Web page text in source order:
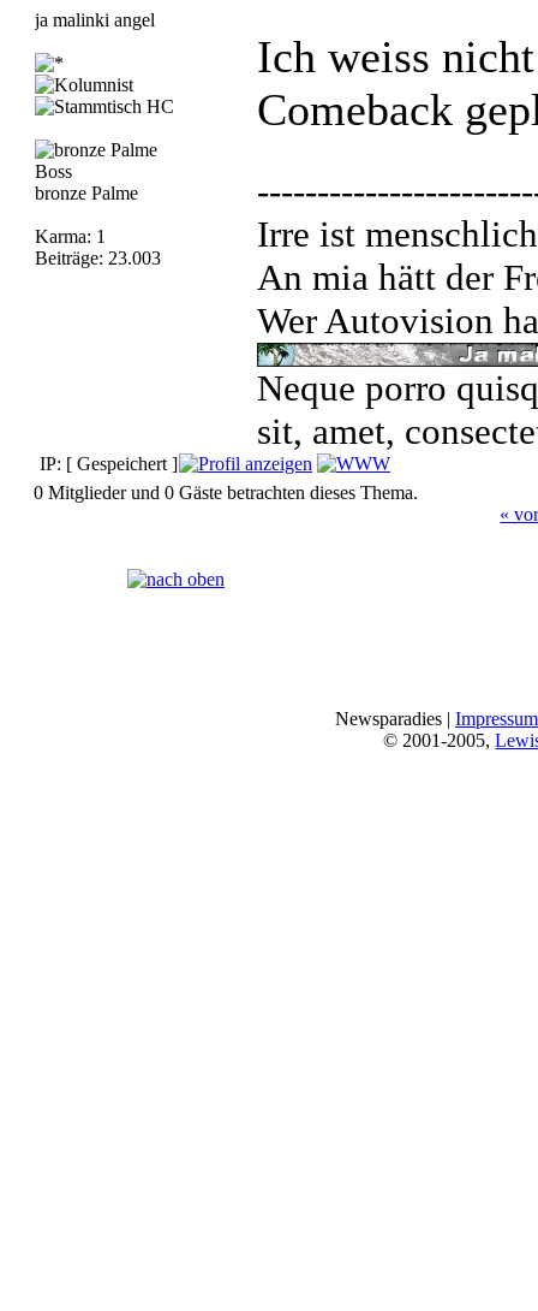
ja malinki angel
Boss
bronze Palme
Karma: 1
Beiträge: 23.003
Ich weiss
Comeback
Irre ist
An mia hätt der
Wer Autovision
Neque porro
sit, amet,
IP: [ Gespeichert ]
0 Mitglieder und 0 Gäste betrachten dieses Thema.
«
Newsparadies | Impressum
© 2001-2005,